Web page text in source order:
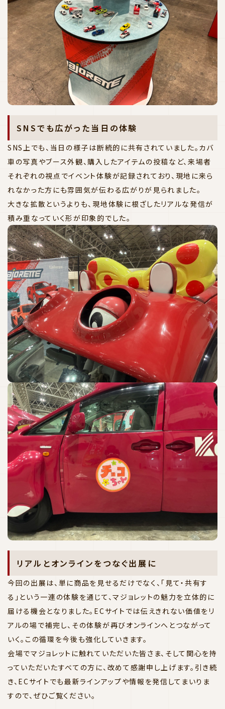
SNSでも広がった当日の体験
SNS上でも、当日の様子は断続的に共有されていました。カバ
車の写真やブース外観、購入したアイテムの投稿など、来場者
それぞれの視点でイベント体験が記録されており、現地に来ら
れなかった方にも雰囲気が伝わる広がりが見られました。
大きな拡散というよりも、現地体験に根ざしたリアルな発信が
積み重なっていく形が印象的でした。
リアルとオンラインをつなぐ出展に
今回の出展は、単に商品を見せるだけでなく、「見て・共有す
る」という一連の体験を通じて、マジョレットの魅力を立体的に
届ける機会となりました。ECサイトでは伝えきれない価値をリ
アルの場で補完し、その体験が再びオンラインへとつながって
いく。この循環を今後も強化していきます。
会場でマジョレットに触れていただいた皆さま、そして関心を持
っていただいたすべての方に、改めて感謝申し上げます。引き続
き、ECサイトでも最新ラインアップや情報を発信してまいりま
すので、ぜひご覧ください。